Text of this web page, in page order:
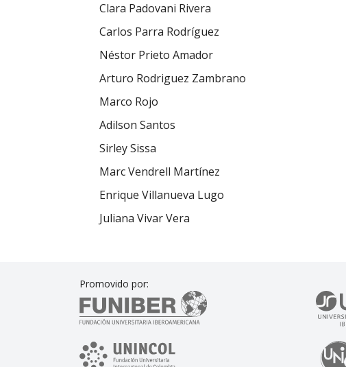
Clara Padovani Rivera
Carlos Parra Rodríguez
Néstor Prieto Amador
Arturo Rodriguez Zambrano
Marco Rojo
Adilson Santos
Sirley Sissa
Marc Vendrell Martínez
Enrique Villanueva Lugo
Juliana Vivar Vera
Promovido por: